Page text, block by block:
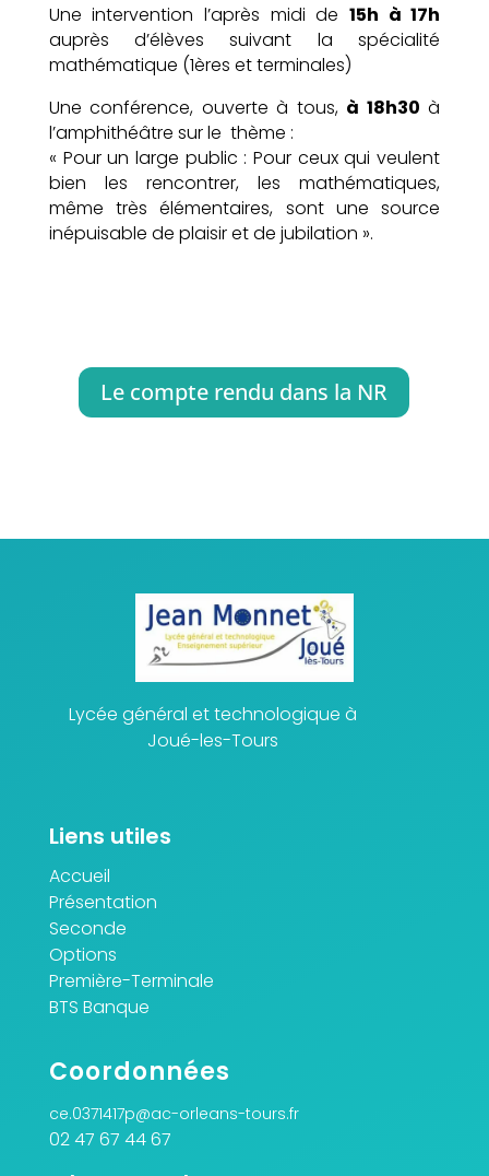
Une intervention l’après midi de 15h à 17h
auprès d’élèves suivant la spécialité
mathématique (1ères et terminales)
Une conférence, ouverte à tous, à 18h30 à
l’amphithéâtre sur le thème :
« Pour un large public : Pour ceux qui veulent
bien les rencontrer, les mathématiques,
même très élémentaires, sont une source
inépuisable de plaisir et de jubilation ».
Le compte rendu dans la NR
Lycée général et technologique à
Joué-les-Tours
Liens utiles
Accueil
Présentation
Seconde
Options
Première-Terminale
BTS Banque
Coordonnées
ce.0371417p@ac-orleans-tours.fr
02 47 67 44 67